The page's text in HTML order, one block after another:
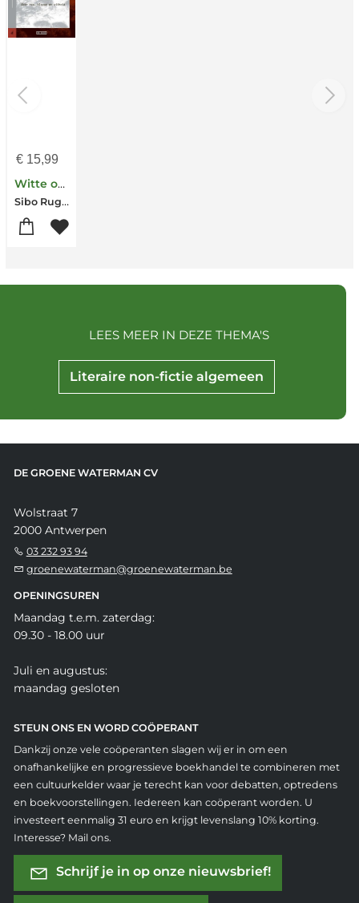
€15,99
Witte orde
Sibo Rugwiza Kanobana
Literaire non-fictie algemeen
LEES MEER IN DEZE THEMA'S
DE GROENE WATERMAN CV
Wolstraat 7
2000 Antwerpen
03 232 93 94
groenewaterman@groenewaterman.be
OPENINGSUREN
Maandag t.e.m. zaterdag:
09.30 - 18.00 uur
Juli en augustus:
maandag gesloten
STEUN ONS EN WORD COÖPERANT
Dankzij onze vele coöperanten slagen wij er in om een
onafhankelijke en progressieve boekhandel te combineren met
een cultuurkelder waar je terecht kan voor debatten, optredens
en boekvoorstellingen. Iedereen kan coöperant worden. U
investeert eenmalig 31 euro en krijgt levenslang 10% korting.
Interesse? Mail ons.
Schrijf je in op onze nieuwsbrief!